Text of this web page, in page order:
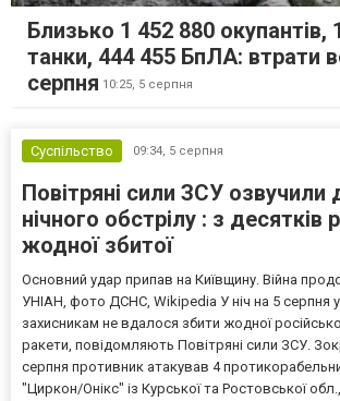
Близько 1 452 880 окупантів,
танки, 444 455 БпЛА: втрати
серпня 10:25, 5 серпня
Суспільство 09:34, 5 серпня
Повітряні сили ЗСУ озвучили
нічного обстрілу : з десятків
жодної збитої
Основний удар припав на Київщину. Війна
УНІАН, фото ДСНС, Wikipedia У ніч на 5 серпня
захисникам не вдалося збити жодної
ракети, повідомляють Повітряні сили ЗСУ.
серпня противник атакував 4
"Циркон/Онікс" із Курської та Ростовської